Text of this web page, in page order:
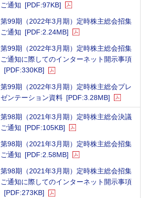
ご通知 [PDF:97KB]
第99期（2022年3月期）定時株主総会招集
ご通知 [PDF:2.24MB]
第99期（2022年3月期）定時株主総会招集
ご通知に際してのインターネット開示事項
[PDF:330KB]
第99期（2022年3月期）定時株主総会プレ
ゼンテーション資料 [PDF:3.28MB]
第98期（2021年3月期）定時株主総会決議
ご通知 [PDF:105KB]
第98期（2021年3月期）定時株主総会招集
ご通知 [PDF:2.58MB]
第98期（2021年3月期）定時株主総会招集
ご通知に際してのインターネット開示事項
[PDF:273KB]